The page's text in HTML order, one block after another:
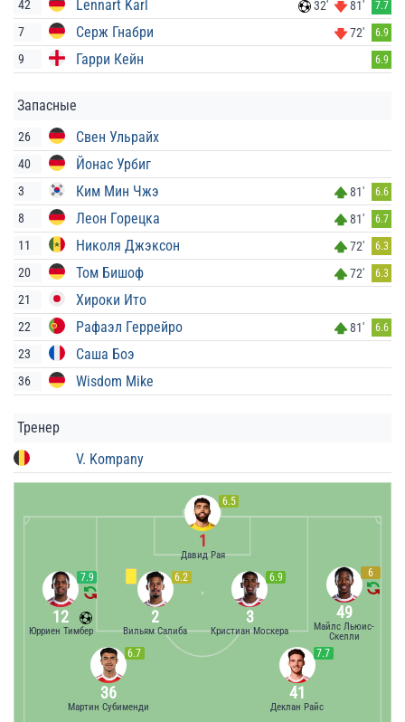
42 Lennart Karl 32' 81' 7.7
7 Серж Гнабри 72' 6.9
9 Гарри Кейн 6.9
Запасные
26 Свен Ульрайх
40 Йонас Урбиг
3 Ким Мин Чжэ 81' 6.6
8 Леон Горецка 81' 6.7
11 Николя Джэксон 72' 6.3
20 Том Бишоф 72' 6.3
21 Хироки Ито
22 Рафаэл Геррейро 81' 6.6
23 Саша Боэ
36 Wisdom Mike
Тренер
V. Kompany
6.5
1
Давид Рая
6
49
Майлс Льюис-
Скелли
6.9
3
Кристиан Москера
6.2
2
Вильям Салиба
7.9
12
Юрриен Тимбер
7.7
41
Деклан Райс
6.7
36
Мартин Субименди